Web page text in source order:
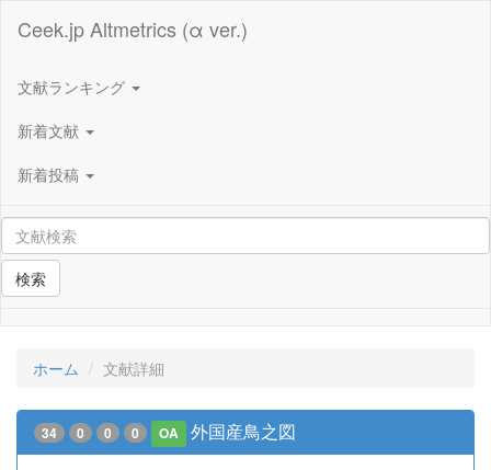
Ceek.jp Altmetrics (α ver.)
文献ランキング
新着文献
新着投稿
検索
ホーム 文献詳細
34 0 0 0 OA 外国産鳥之図